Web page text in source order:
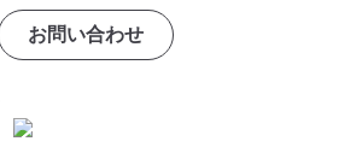
お問い合わせ